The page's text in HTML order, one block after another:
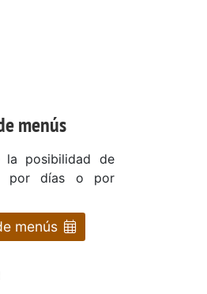
menús
la posibilidad de
por días o por
menús